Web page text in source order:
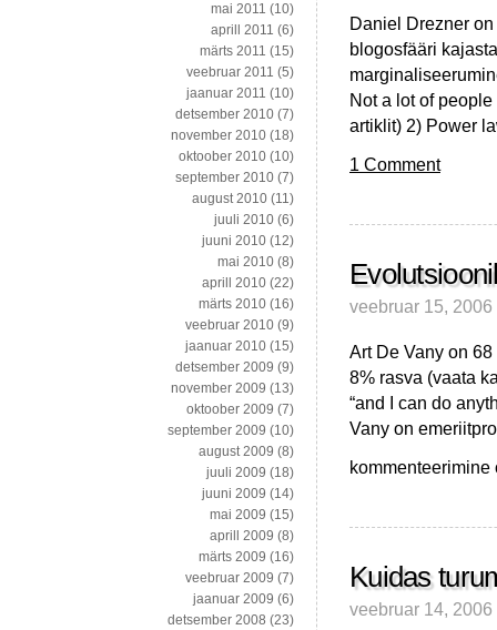
Daniel Drezner
blogosfääri
Not a lot of
artiklit) 2) Power
1 Comment
veebruar 15, 2006
Art De Vany on
8% rasva (vaata
“and I can do
Vany on
Evolutsiooniline
fitness)
Kuidas
veebruar 14, 2006
mai 2011 (10)
aprill 2011 (6)
märts 2011 (15)
veebruar 2011 (5)
jaanuar 2011 (10)
detsember 2010 (7)
november 2010 (18)
oktoober 2010 (10)
september 2010 (7)
august 2010 (11)
juuli 2010 (6)
juuni 2010 (12)
mai 2010 (8)
aprill 2010 (22)
märts 2010 (16)
veebruar 2010 (9)
jaanuar 2010 (15)
detsember 2009 (9)
november 2009 (13)
oktoober 2009 (7)
september 2009 (10)
august 2009 (8)
juuli 2009 (18)
juuni 2009 (14)
mai 2009 (15)
aprill 2009 (8)
märts 2009 (16)
veebruar 2009 (7)
jaanuar 2009 (6)
detsember 2008 (23)